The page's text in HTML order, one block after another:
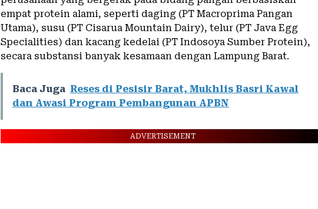
empat protein alami, seperti daging (PT Macroprima Pangan
Utama), susu (PT Cisarua Mountain Dairy), telur (PT Java Egg
Specialities) dan kacang kedelai (PT Indosoya Sumber Protein),
secara substansi banyak kesamaan dengan Lampung Barat.
Baca Juga Reses di Pesisir Barat, Mukhlis Basri Kawal
dan Awasi Program Pembangunan APBN
ADVERTISEMENT